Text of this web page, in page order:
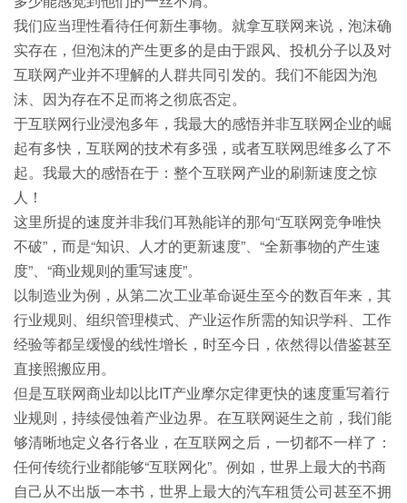
我们应当理性看待任何新生事物。就拿互联网来说，泡沫确
实存在，但泡沫的产生更多的是由于跟风、投机分子以及对
互联网产业并不理解的人群共同引发的。我们不能因为泡
沫、因为存在不足而将之彻底否定。
于互联网行业浸泡多年，我最大的感悟并非互联网企业的崛
起有多快，互联网的技术有多强，或者互联网思维多么了不
起。我最大的感悟在于：整个互联网产业的刷新速度之惊
人！
这里所提的速度并非我们耳熟能详的那句“互联网竞争唯快
不破”，而是“知识、人才的更新速度”、“全新事物的产生速
度”、“商业规则的重写速度”。
以制造业为例，从第二次工业革命诞生至今的数百年来，其
行业规则、组织管理模式、产业运作所需的知识学科、工作
经验等都呈缓慢的线性增长，时至今日，依然得以借鉴甚至
直接照搬应用。
但是互联网商业却以比IT产业摩尔定律更快的速度重写着行
业规则，持续侵蚀着产业边界。在互联网诞生之前，我们能
够清晰地定义各行各业，在互联网之后，一切都不一样了：
任何传统行业都能够“互联网化”。例如，世界上最大的书商
自己从不出版一本书，世界上最大的汽车租赁公司甚至不拥